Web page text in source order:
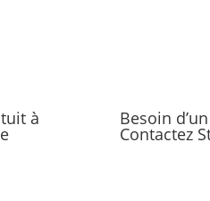
à Besoin
Contactez